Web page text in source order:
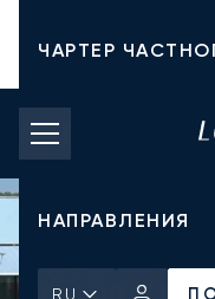
ЧАРТЕР
СТОИМОСТЬ
ЧАСТНЫЕ
НАПРАВЛЕНИЯ
RU